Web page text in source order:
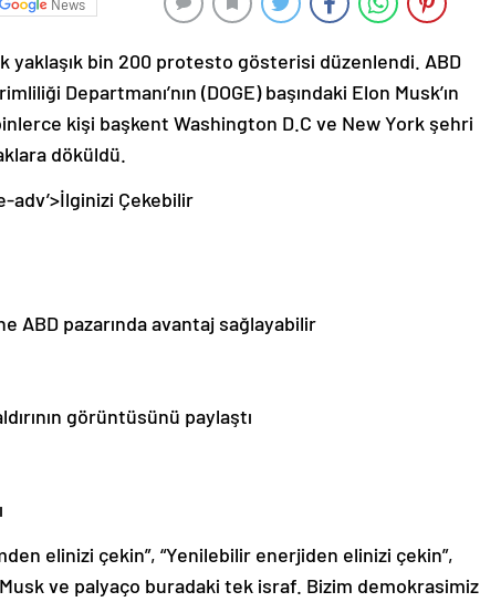
News
yaklaşık bin 200 protesto gösterisi düzenlendi. ABD
Departmanı’nın (DOGE) başındaki Elon Musk’ın
kişi başkent Washington D.C ve New York şehri
döküldü.
adv’>İlginizi Çekebilir
ABD pazarında avantaj sağlayabilir
görüntüsünü paylaştı
elinizi çekin”, “Yenilebilir enerjiden elinizi çekin”,
ve palyaço buradaki tek israf. Bizim demokrasimiz